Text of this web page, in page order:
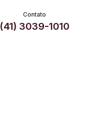
Contato
(41) 3039-1010